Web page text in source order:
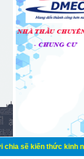
thức kinh nghiệm